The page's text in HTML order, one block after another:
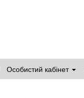
Особистий кабінет